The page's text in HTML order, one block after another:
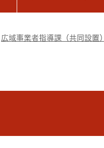
広域事業者指導課（共同設置）